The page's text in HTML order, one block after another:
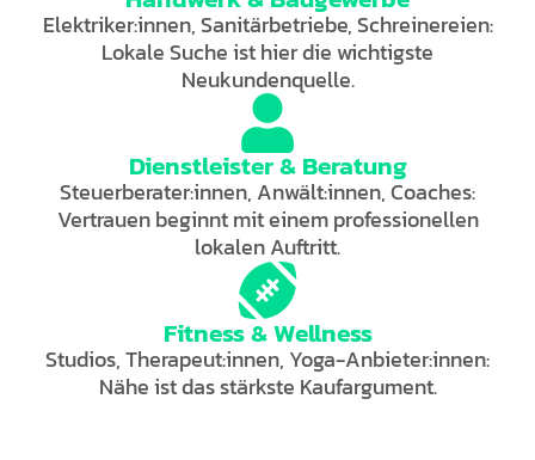
Elektriker:innen, Sanitärbetriebe, Schreinereien:
Lokale Suche ist hier die wichtigste
Neukundenquelle.
Dienstleister & Beratung
Steuerberater:innen, Anwält:innen, Coaches:
Vertrauen beginnt mit einem professionellen
lokalen Auftritt.
Fitness & Wellness
Studios, Therapeut:innen, Yoga-Anbieter:innen:
Nähe ist das stärkste Kaufargument.